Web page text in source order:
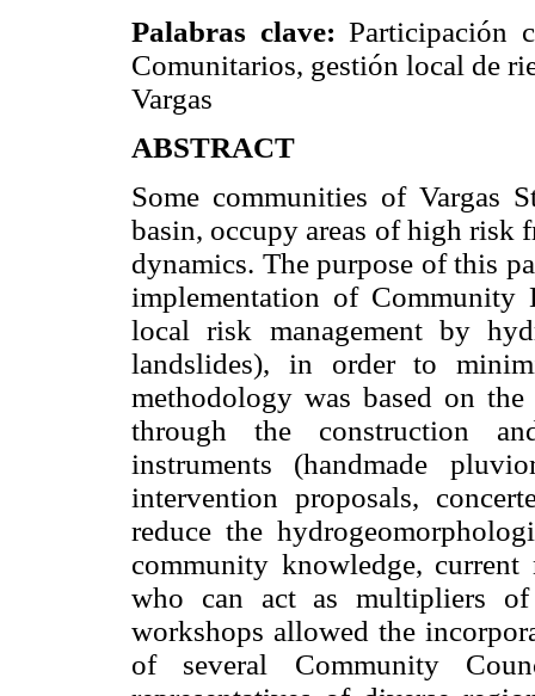
Palabras clave: Participación
Comunitarios, gestión local de
Vargas
ABSTRACT
Some communities of Vargas
basin, occupy areas of high
dynamics. The purpose of this
implementation of Community
local risk management by
landslides), in order to
methodology was based on
through the construction
instruments (handmade
intervention proposals,
reduce the
community knowledge,
who can act as multipliers of
workshops allowed the
of several Community